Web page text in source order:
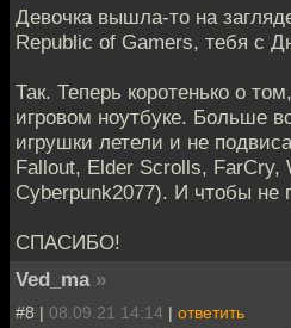
Девочка вышла-то на
Republic of Gamers, тебя с
Так. Теперь коротенько о
игровом ноутбуке. Больше
игрушки летели и не
Fallout, Elder Scrolls, FarCry,
Cyberpunk2077). И чтобы не
СПАСИБО!
Ved_ma »
#8 | 08.09.21 14:14 | ответить